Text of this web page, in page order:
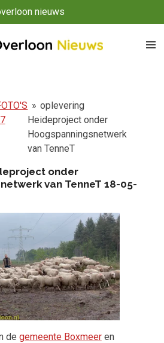
nieuws
» oplevering
Heideproject onder
Hoogspanningsnetwerk
van TenneT
onder
van TenneT 18-05-
de gemeente Boxmeeren